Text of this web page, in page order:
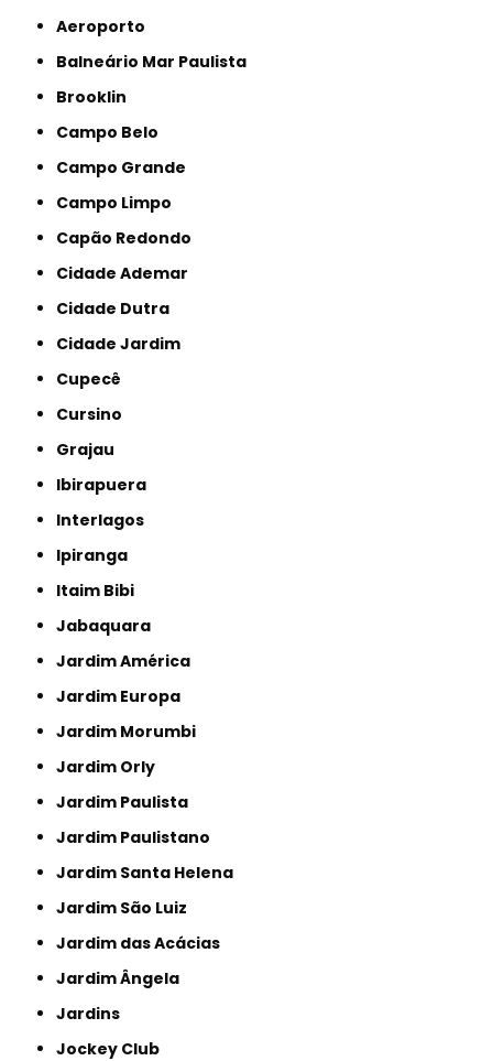
Aeroporto
Balneário Mar Paulista
Brooklin
Campo Belo
Campo Grande
Campo Limpo
Capão Redondo
Cidade Ademar
Cidade Dutra
Cidade Jardim
Cupecê
Cursino
Grajau
Ibirapuera
Interlagos
Ipiranga
Itaim Bibi
Jabaquara
Jardim América
Jardim Europa
Jardim Morumbi
Jardim Orly
Jardim Paulista
Jardim Paulistano
Jardim Santa Helena
Jardim São Luiz
Jardim das Acácias
Jardim Ângela
Jardins
Jockey Club